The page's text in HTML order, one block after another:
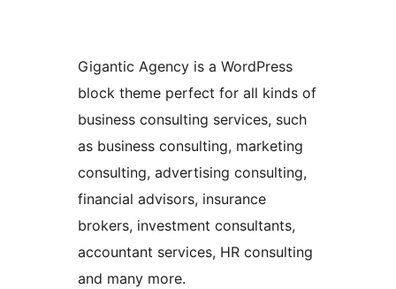
Gigantic Agency is a WordPress
block theme perfect for all kinds of
business consulting services, such
as business consulting, marketing
consulting, advertising consulting,
financial advisors, insurance
brokers, investment consultants,
accountant services, HR consulting
and many more.